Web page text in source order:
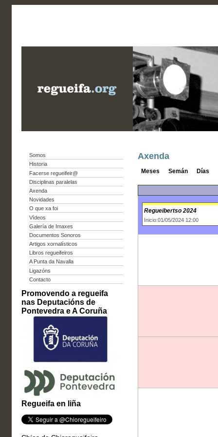
Somos
Historia
Facerse regueifeir@
Disciplinas paralelas
Axenda
Novidades
O que xa foi
Vídeos
Galería de Imaxes
Documentos Sonoros
Artigos xornalísticos
Libros regueifeiros
A Punta da Navalla
Ligazóns
Contacto
Promovendo a regueifa
nas Deputacións de
Pontevedra e A Coruña
Regueifa en liña
Axenda
Meses Semán Días
Regueibertso 2024
Inicio:01/05/2024 12:00